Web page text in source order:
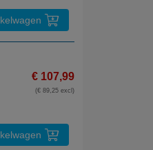
€ 107,99
(€ 89,25 excl)